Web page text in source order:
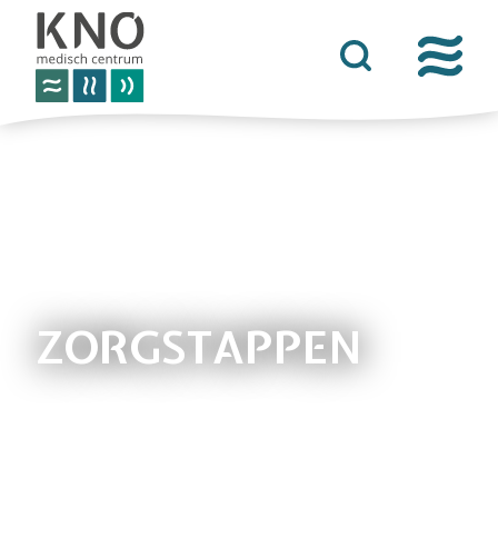
over het knomc
praktische informatie
afspraken
ZORGSTAPPEN